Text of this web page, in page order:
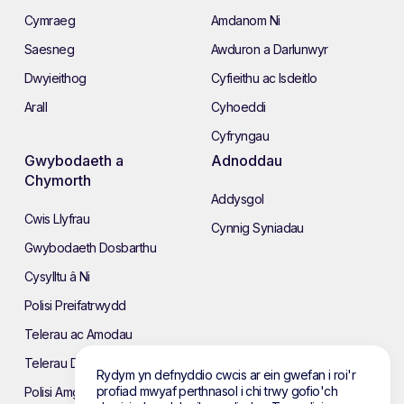
Cymraeg
Saesneg
Dwyieithog
Arall
Amdanom Ni
Awduron a Darlunwyr
Cyfieithu ac Isdeitlo
Cyhoeddi
Cyfryngau
Gwybodaeth a
Chymorth
Cwis Llyfrau
Gwybodaeth Dosbarthu
Cysylltu â Ni
Polisi Preifatrwydd
Telerau ac Amodau
Telerau Defnyddio’r Wefan
Polisi Amgylcheddol
Adnoddau
Addysgol
Cynnig Syniadau
Rydym yn defnyddio cwcis ar ein gwefan i roi'r
profiad mwyaf perthnasol i chi trwy gofio'ch